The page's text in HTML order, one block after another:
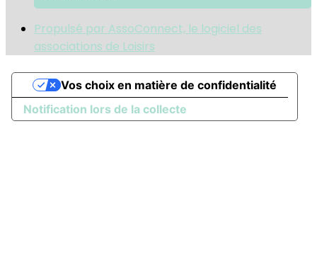
Propulsé par AssoConnect, le logiciel des
associations de Loisirs
Notification lors de la collecte
Vos choix en matière de confidentialité